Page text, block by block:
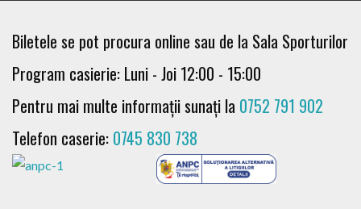
Biletele se pot procura online sau de la Sala Sporturilor
Program casierie: Luni - Joi 12:00 - 15:00
Pentru mai multe informații sunați la 0752 791 902
Telefon caserie: 0745 830 738